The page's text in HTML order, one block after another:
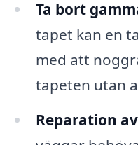
Ta bort
tapet kan en
med att
tapeten utan
Reparation